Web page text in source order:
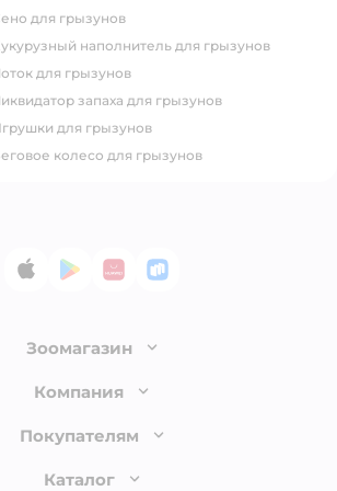
сено для грызунов
кукурузный наполнитель для грызунов
лоток для грызунов
ликвидатор запаха для грызунов
игрушки для грызунов
беговое колесо для грызунов
App StoreGoogle Play
AppGallery
RuStore
Зоомагазин
Лицензия
Доставка и оплата
Обмен и возврат товара
Компания
О компании
Покупателям
Бонусные карты
Каталог